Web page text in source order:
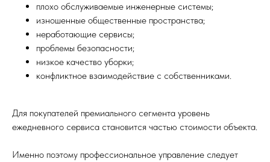
плохо обслуживаемые инженерные системы;
изношенные общественные пространства;
неработающие сервисы;
проблемы безопасности;
низкое качество уборки;
конфликтное взаимодействие с собственниками.
Для покупателей премиального сегмента уровень
ежедневного сервиса становится частью стоимости объекта.
Именно поэтому профессиональное управление следует